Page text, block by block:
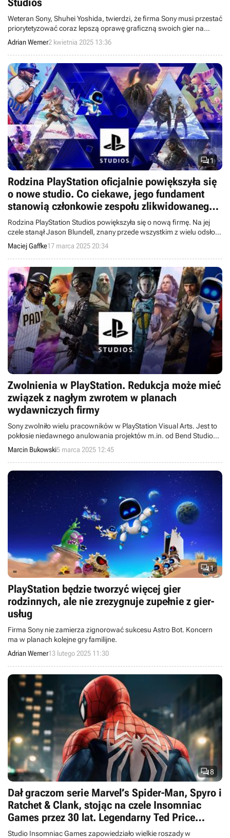
Studios
Weteran Sony, Shuhei Yoshida, twierdzi, że firma Sony musi przestać
priorytetyzować coraz lepszą oprawę graficzną swoich gier na
PlayStation.
Adrian Werner2 kwietnia 2025 13:36
1
Rodzina PlayStation oficjalnie powiększyła się
o nowe studio. Co ciekawe, jego fundament
stanowią członkowie zespołu zlikwidowanego
rok temu
Rodzina PlayStation Studios powiększyła się o nową firmę. Na jej
czele stanął Jason Blundell, znany przede wszystkim z wielu odsłon
serii Call of Duty.
Maciej Gaffke17 marca 2025 20:34
Zwolnienia w PlayStation. Redukcja może mieć
związek z nagłym zwrotem w planach
wydawniczych firmy
Sony zwolniło wielu pracowników w PlayStation Visual Arts. Jest to
pokłosie niedawnego anulowania projektów m.in. od Bend Studio
czy Bluepoint Games.
Marcin Bukowski5 marca 2025 12:45
1
PlayStation będzie tworzyć więcej gier
rodzinnych, ale nie zrezygnuje zupełnie z gier-
usług
Firma Sony nie zamierza zignorować sukcesu Astro Bot. Koncern
ma w planach kolejne gry familijne.
Adrian Werner13 lutego 2025 11:30
8
Dał graczom serie Marvel’s Spider-Man, Spyro i
Ratchet & Clank, stojąc na czele Insomniac
Games przez 30 lat. Legendarny Ted Price
odchodzi na emeryturę
Studio Insomniac Games zapowiedziało wielkie roszady w